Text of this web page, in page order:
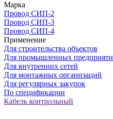
Марка
Провод СИП-2
Провод СИП-3
Провод СИП-4
Применение
Для строительства объектов
Для промышленных
Для внутренних сетей
Для монтажных организаций
Для регулярных закупок
По спецификации
Кабель контрольный